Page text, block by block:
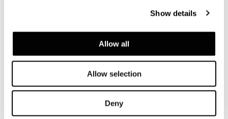
Show details
Allow all
Allow selection
Deny